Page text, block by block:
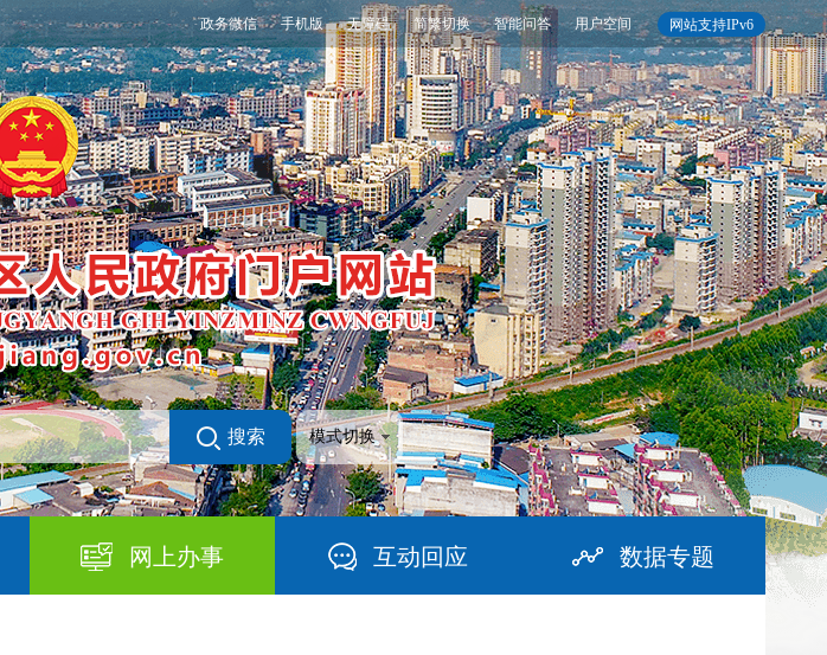
网站支持IPv6
政务微信 手机版 无障碍 简繁切换 智能问答 用户空间
搜索 模式切换
网上办事 互动回应 数据专题